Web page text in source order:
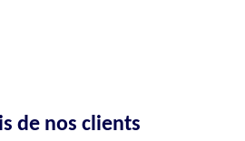
de nos clients